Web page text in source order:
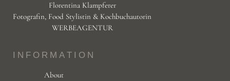
Florentina Klampferer
Fotografin, Food Stylistin & Kochbuchautorin
WERBEAGENTUR
INFORMATION
About